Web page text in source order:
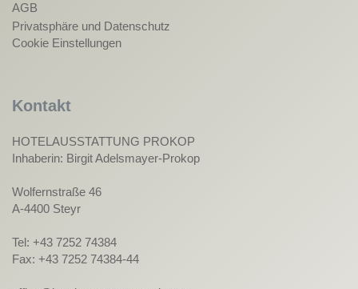
AGB
Privatsphäre und Datenschutz
Cookie Einstellungen
Kontakt
HOTELAUSSTATTUNG PROKOP
Inhaberin: Birgit Adelsmayer-Prokop
Wolfernstraße 46
A-4400 Steyr
Tel: +43 7252 74384
Fax: +43 7252 74384-44